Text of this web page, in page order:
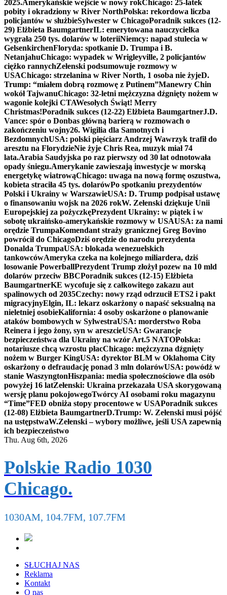
2025.Amerykańskie wejście w nowy rokChicago: 25-latek
pobity i okradziony w River NorthPolska: rekordowa liczba
policjantów w służbieSylwester w ChicagoPoradnik sukces (12-
29) Elżbieta BaumgartnerIL: emerytowana nauczycielka
wygrała 250 tys. dolarów w loteriiNiemcy: napad stulecia w
GelsenkirchenFloryda: spotkanie D. Trumpa i B.
NetanjahuChicago: wypadek w Wrigleyville, 2 policjantów
ciężko rannychZełenski podsumowuje rozmowy w
USAChicago: strzelanina w River North, 1 osoba nie żyjeD.
Trump: “miałem dobrą rozmowę z Putinem”Manewry Chin
wokół TajwanuChicago: 32-letni mężczyzna dźgnięty nożem w
wagonie kolejki CTAWesołych Świąt! Merry
Christmas!Poradnik sukces (12-22) Elżbieta BaumgartnerJ.D.
Vance: spór o Donbas główną barierą w rozmowach o
zakończeniu wojny26. Wigilia dla Samotnych i
BezdomnychUSA: polski pięściarz Andrzej Wawrzyk trafił do
aresztu na FlorydzieNie żyje Chris Rea, muzyk miał 74
lata.Arabia Saudyjska po raz pierwszy od 30 lat odnotowała
opady śniegu.Amerykanie zawieszają inwestycje w morską
energetykę wiatrowąChicago: uwaga na nową formę oszustwa,
kobieta straciła 45 tys. dolarówPo spotkaniu prezydentów
Polski i Ukrainy w WarszawieUSA: D. Trump podpisał ustawę
o finansowaniu wojsk na 2026 rokW. Zełenski dziękuje Unii
Europejskiej za pożyczkęPrezydent Ukrainy: w piątek i w
sobotę ukraińsko-amerykańskie rozmowy w USAUSA: za nami
orędzie TrumpaKomendant straży granicznej Greg Bovino
powrócił do ChicagoDziś orędzie do narodu prezydenta
Donalda TrumpaUSA: blokada wenezuelskich
tankowcówAmeryka czeka na kolejnego miliardera, dziś
losowanie PowerballPrezydent Trump złożył pozew na 10 mld
dolarów przeciw BBCPoradnik sukces (12-15) Elżbieta
BaumgartnerKE wycofuje się z całkowitego zakazu aut
spalinowych od 2035Czechy: nowy rząd odrzucił ETS2 i pakt
migracyjnyElgin, IL: lekarz oskarżony o napaść seksualną na
nieletniej osobieKalifornia: 4 osoby oskarżone o planowanie
ataków bombowych w SylwestraUSA: morderstwo Roba
Reinera i jego żony, syn w areszcieUSA: Gwarancje
bezpieczeństwa dla Ukrainy na wzór Art.5 NATOPolska:
notariusze chcą wzrostu płacChicago: mężczyzna dźgnięty
nożem w Burger KingUSA: dyrektor BLM w Oklahoma City
oskarżony o defraudację ponad 3 mln dolarówUSA: powódź w
stanie WaszyngtonHiszpania: media społecznościowe dla osób
powyżej 16 latZełenski: Ukraina przekazała USA skorygowaną
wersję planu pokojowegoTwórcy AI osobami roku magazynu
“Time”FED obniża stopy procentowe w USAPoradnik sukces
(12-08) Elżbieta BaumgartnerD.Trump: W. Zełenski musi pójść
na ustępstwaW.Zełenski – wybory możliwe, jeśli USA zapewnią
ich bezpieczeństwo
Thu. Aug 6th, 2026
Polskie Radio 1030
Chicago.
1030AM, 104.7FM, 107.7FM
SŁUCHAJ NAS
Reklama
Kontakt
O nas